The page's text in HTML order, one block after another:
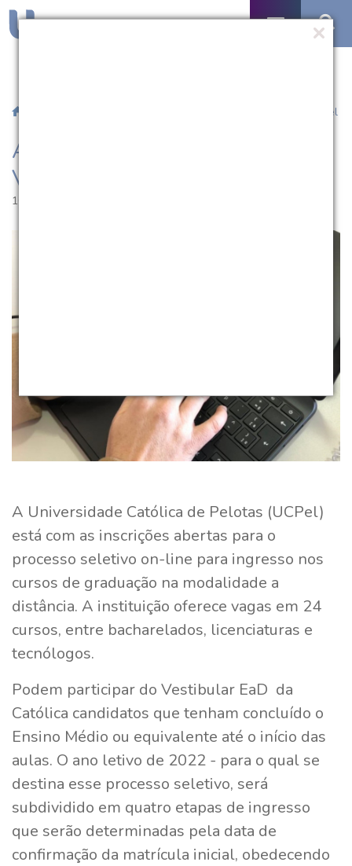
/ Abertas inscrições para o Vestibular EaD da UCPel
Abertas inscrições para o
Vestibular EaD da UCPel
10.11.2021 | 14:13
A Universidade Católica de Pelotas (UCPel)
está com as inscrições abertas para o
processo seletivo on-line para ingresso nos
cursos de graduação na modalidade a
distância. A instituição oferece vagas em 24
cursos, entre bacharelados, licenciaturas e
tecnólogos.
Podem participar do Vestibular EaD da
Católica candidatos que tenham concluído o
Ensino Médio ou equivalente até o início das
aulas. O ano letivo de 2022 - para o qual se
destina esse processo seletivo, será
subdividido em quatro etapas de ingresso
que serão determinadas pela data de
confirmação da matrícula inicial, obedecendo